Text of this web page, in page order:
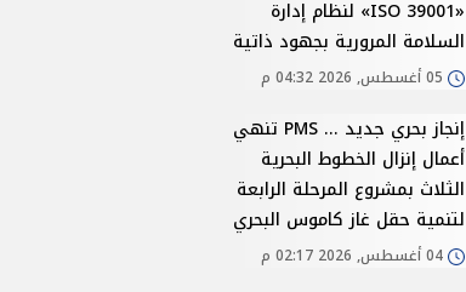
«ISO 39001» لنظام إدارة
السلامة المرورية بجهود ذاتية
05 أغسطس, 2026 04:32 م
إنجاز بحري جديد ... PMS تنهي
أعمال إنزال الخطوط البحرية
الثلاث بمشروع المرحلة الرابعة
لتنمية حقل غاز كاموس البحري
04 أغسطس, 2026 02:17 م